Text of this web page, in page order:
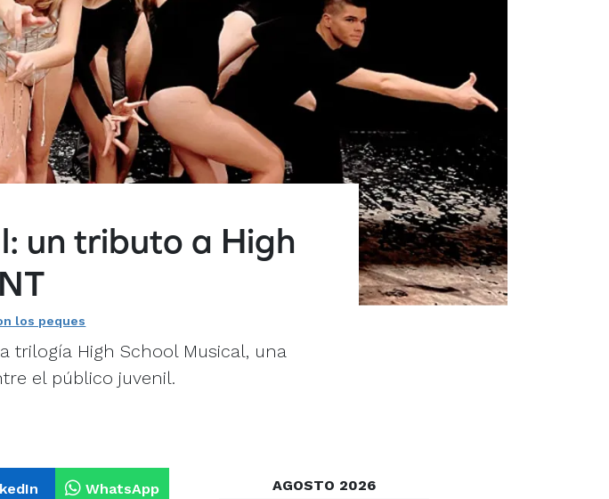
un tributo a High
los peques
trilogía High School Musical, una
el público juvenil.
WhatsApp
AGOSTO 2026